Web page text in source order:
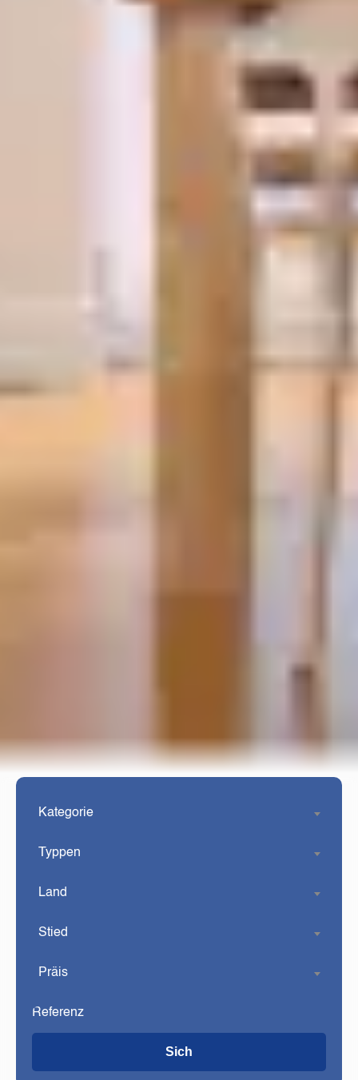
Kategorie
Typpen
Land
Stied
Präis
Sich